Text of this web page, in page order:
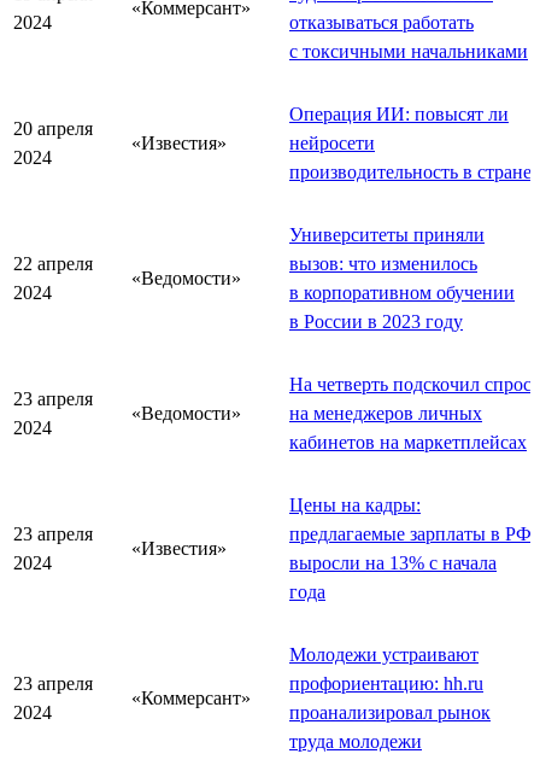
2024
«Коммерсант»
отказываться работать
с токсичными начальниками
20 апреля
2024
«Известия»
Операция ИИ: повысят ли
нейросети
производительность в стране
22 апреля
2024
«Ведомости»
Университеты приняли
вызов: что изменилось
в корпоративном обучении
в России в 2023 году
23 апреля
2024
«Ведомости»
На четверть подскочил спрос
на менеджеров личных
кабинетов на маркетплейсах
23 апреля
2024
«Известия»
Цены на кадры:
предлагаемые зарплаты в РФ
выросли на 13% с начала
года
23 апреля
2024
«Коммерсант»
Молодежи устраивают
профориентацию: hh.ru
проанализировал рынок
труда молодежи